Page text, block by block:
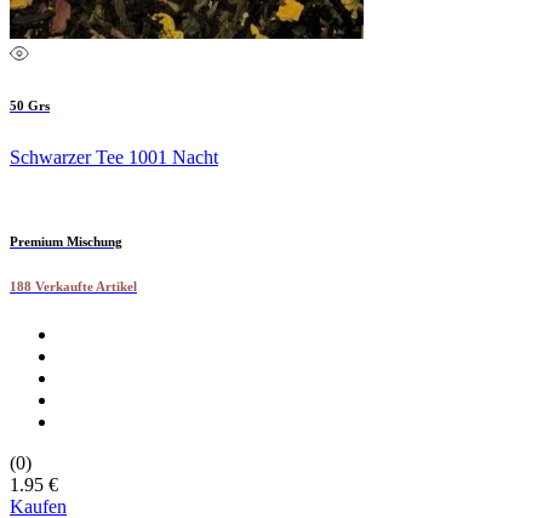
50 Grs
Schwarzer Tee 1001 Nacht
Premium Mischung
188 Verkaufte Artikel
(0)
1.95 €
Kaufen